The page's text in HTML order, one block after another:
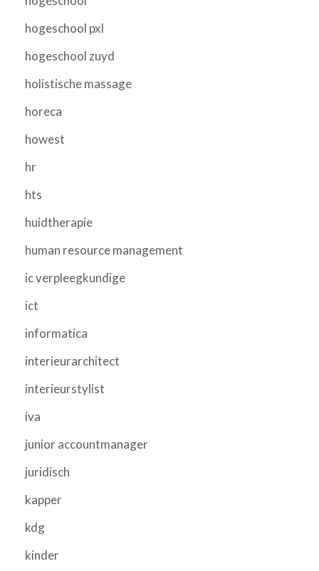
hogeschool pxl
hogeschool zuyd
holistische massage
horeca
howest
hr
hts
huidtherapie
human resource management
ic verpleegkundige
ict
informatica
interieurarchitect
interieurstylist
iva
junior accountmanager
juridisch
kapper
kdg
kinder